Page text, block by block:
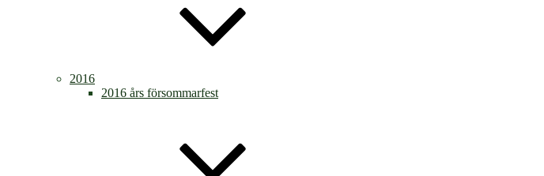
2016
2016 års försommarfest